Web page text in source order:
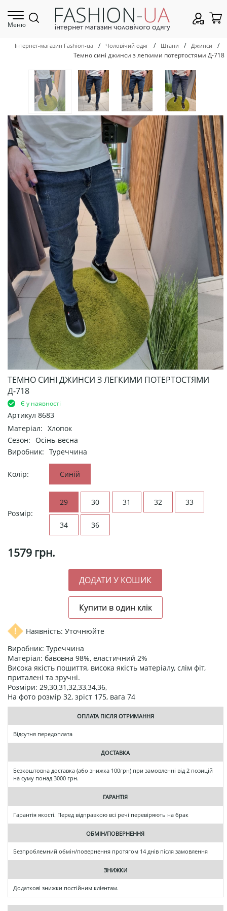
Меню
Інтернет-магазин Fashion-ua / Чоловічий одяг / Штани / Джинси
/
Темно сині джинси з легкими потертостями Д-718
ТЕМНО СИНІ ДЖИНСИ З ЛЕГКИМИ ПОТЕРТОСТЯМИ
Д-718
Є у наявності
Артикул 8683
Матеріал: Хлопок
Сезон: Осінь-весна
Виробник: Туреччина
Колір: Синій
Розмір:
29 30 31 32 33
34 36
1579 грн.
Наявність: Уточнюйте
Виробник: Туреччина
Матеріал: бавовна 98%, еластичний 2%
Висока якість пошиття, висока якість матеріалу, слім фіт,
приталені та зручні.
Розміри: 29,30,31,32,33,34,36,
На фото розмір 32, зріст 175, вага 74
ОПЛАТА ПІСЛЯ ОТРИМАННЯ
Відсутня передоплата
ДОСТАВКА
Безкоштовна доставка (або знижка 100грн) при замовленні від 2 позицій
на суму понад 3000 грн.
ГАРАНТІЯ
Гарантія якості. Перед відправкою всі речі перевіряють на брак
ОБМІН/ПОВЕРНЕННЯ
Безпроблемний обмін/повернення протягом 14 днів після замовлення
ЗНИЖКИ
Додаткові знижки постійним клієнтам.